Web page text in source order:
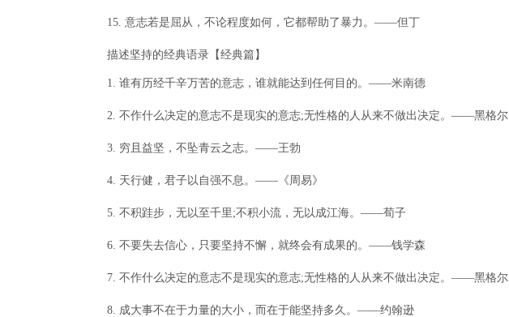
15. 意志若是屈从，不论程度如何，它都帮助了暴力。——但丁
描述坚持的经典语录【经典篇】
1. 谁有历经千辛万苦的意志，谁就能达到任何目的。——米南德
2. 不作什么决定的意志不是现实的意志;无性格的人从来不做出决定。——黑格尔
3. 穷且益坚，不坠青云之志。——王勃
4. 天行健，君子以自强不息。——《周易》
5. 不积跬步，无以至千里;不积小流，无以成江海。——荀子
6. 不要失去信心，只要坚持不懈，就终会有成果的。——钱学森
7. 不作什么决定的意志不是现实的意志;无性格的人从来不做出决定。——黑格尔
8. 成大事不在于力量的大小，而在于能坚持多久。——约翰逊